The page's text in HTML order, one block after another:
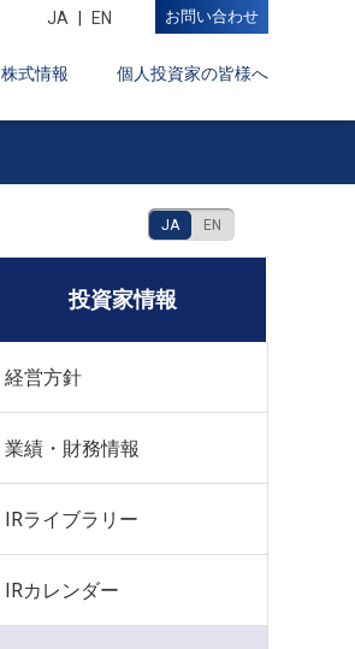
投資家情報
経営方針
業績・財務情報
IRライブラリー
IRカレンダー
JA EN
お問い合わせ
JA EN
株式情報 個人投資家の皆様へ